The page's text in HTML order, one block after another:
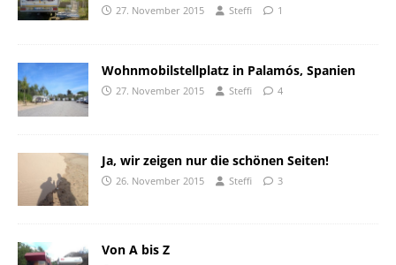
27. November 2015 Steffi 1
Wohnmobilstellplatz in Palamós, Spanien
27. November 2015 Steffi 4
Ja, wir zeigen nur die schönen Seiten!
26. November 2015 Steffi 3
Von A bis Z